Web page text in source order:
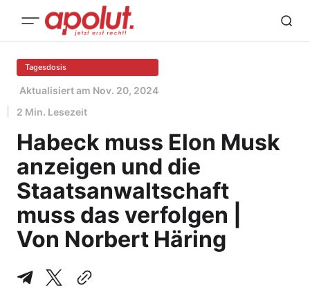
Tagesdosis
Aktualisiert am Nov. 20, 2024
2 Min. Lesezeit
Habeck muss Elon Musk
anzeigen und die
Staatsanwaltschaft
muss das verfolgen |
Von Norbert Häring